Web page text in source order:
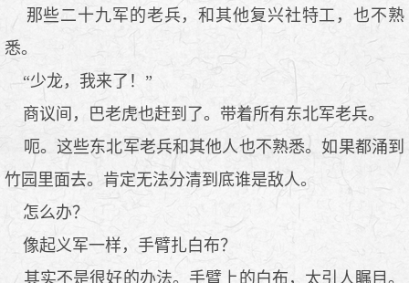
那些二十九军的老兵，和其他复兴社特工，也不熟
悉。
“少龙，我来了！”
商议间，巴老虎也赶到了。带着所有东北军老兵。
呃。这些东北军老兵和其他人也不熟悉。如果都涌到
竹园里面去。肯定无法分清到底谁是敌人。
怎么办？
像起义军一样，手臂扎白布？
其实不是很好的办法。手臂上的白布，太引人瞩目。